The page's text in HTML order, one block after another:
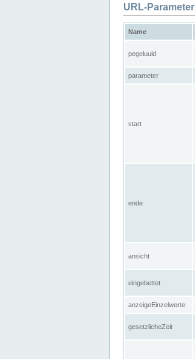
URL-Parameter
Name
pegeluuid
parameter
start
ende
ansicht
eingebettet
anzeigeEinzelwerte
gesetzlicheZeit